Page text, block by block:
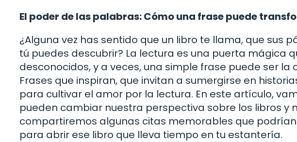
El poder de las palabras: Cómo una frase puede
¿Alguna vez has sentido que un libro te llama, que sus
tú puedes descubrir? La lectura es una puerta mágica
desconocidos, y a veces, una simple frase puede ser la
Frases que inspiran, que invitan a sumergirse en
para cultivar el amor por la lectura. En este artículo,
pueden cambiar nuestra perspectiva sobre los libros y
compartiremos algunas citas memorables que
para abrir ese libro que lleva tiempo en tu estantería.